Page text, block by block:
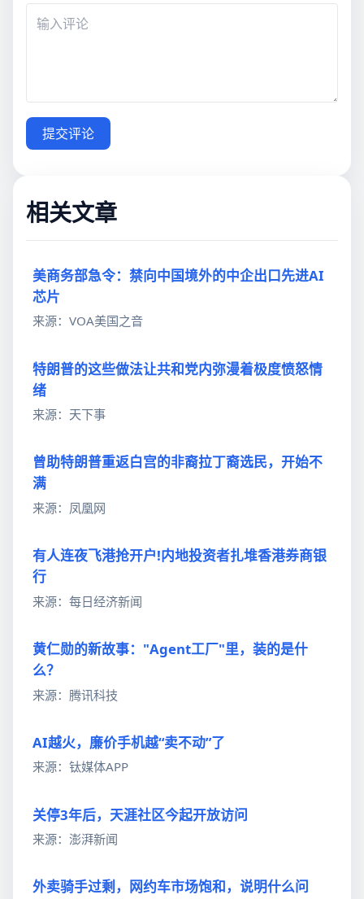
提交评论
相关文章
美商务部急令：禁向中国境外的中企出口先进AI
芯片
来源：VOA美国之音
特朗普的这些做法让共和党内弥漫着极度愤怒情
绪
来源：天下事
曾助特朗普重返白宫的非裔拉丁裔选民，开始不
满
来源：凤凰网
有人连夜飞港抢开户!内地投资者扎堆香港券商银
行
来源：每日经济新闻
黄仁勋的新故事："Agent工厂"里，装的是什
么？
来源：腾讯科技
AI越火，廉价手机越“卖不动”了
来源：钛媒体APP
关停3年后，天涯社区今起开放访问
来源：澎湃新闻
外卖骑手过剩，网约车市场饱和，说明什么问